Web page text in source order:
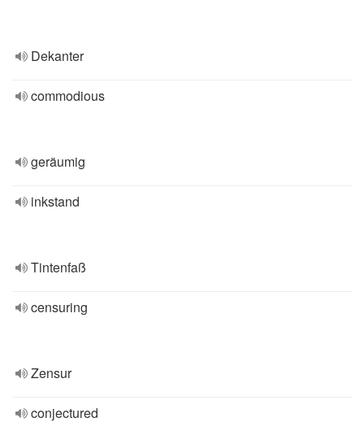
Dekanter
commodious
geräumig
inkstand
Tintenfaß
censuring
Zensur
conjectured